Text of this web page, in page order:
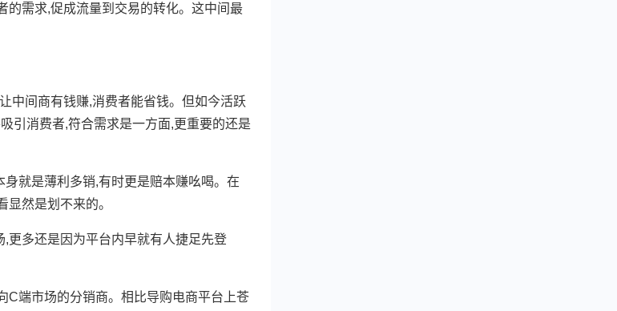
的需求,促成流量到交易的转化。这中间最
间商有钱赚,消费者能省钱。但如今活跃
引消费者,符合需求是一方面,更重要的还是
就是薄利多销,有时更是赔本赚吆喝。在
然是划不来的。
多还是因为平台内早就有人捷足先登
端市场的分销商。相比导购电商平台上苍